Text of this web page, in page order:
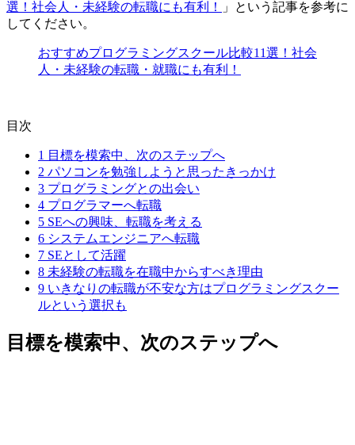
選！社会人・未経験の転職にも有利！
」という記事を参考に
してください。
おすすめプログラミングスクール比較11選！社会
人・未経験の転職・就職にも有利！
目次
1 目標を模索中、次のステップへ
2 パソコンを勉強しようと思ったきっかけ
3 プログラミングとの出会い
4 プログラマーへ転職
5 SEへの興味、転職を考える
6 システムエンジニアへ転職
7 SEとして活躍
8 未経験の転職を在職中からすべき理由
9 いきなりの転職が不安な方はプログラミングスクー
ルという選択も
目標を模索中、次のステップへ